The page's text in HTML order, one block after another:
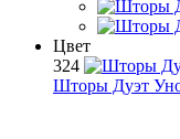
Цвет
324
Шторы Дуэт